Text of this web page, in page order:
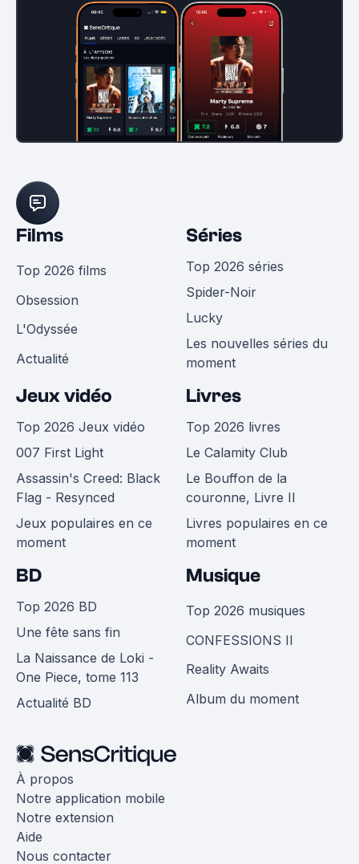
Films
Top 2026 films
Obsession
L'Odyssée
Actualité
Séries
Top 2026 séries
Spider-Noir
Lucky
Les nouvelles séries du
moment
Jeux vidéo
Top 2026 Jeux vidéo
007 First Light
Assassin's Creed: Black
Flag - Resynced
Jeux populaires en ce
moment
Livres
Top 2026 livres
Le Calamity Club
Le Bouffon de la
couronne, Livre II
Livres populaires en ce
moment
BD
Top 2026 BD
Une fête sans fin
La Naissance de Loki -
One Piece, tome 113
Actualité BD
Musique
Top 2026 musiques
CONFESSIONS II
Reality Awaits
Album du moment
À propos
Notre application mobile
Notre extension
Aide
Nous contacter